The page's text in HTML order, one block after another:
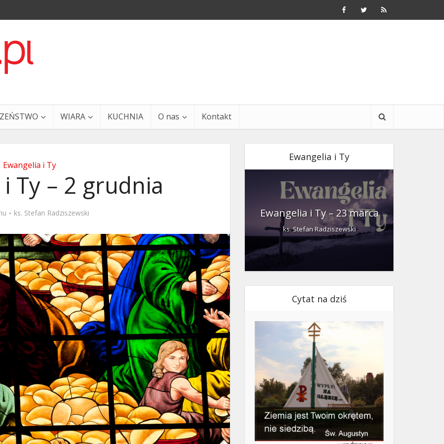
WIARA KUCHNIA O nas Kontakt
Ewangelia i Ty
Ty – 2 grudnia
ks. Stefan Radziszewski
Ewangelia i Ty
i Ty – 29 grudnia Ewangelia i Ty – 23 marca
ks. Stefan Radziszewski
Cytat na dziś